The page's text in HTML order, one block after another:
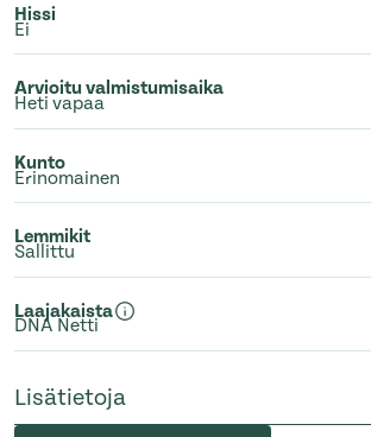
Hissi
Ei
Arvioitu valmistumisaika
Heti vapaa
Kunto
Erinomainen
Lemmikit
Sallittu
Laajakaista
DNA Netti
Lisätietoja